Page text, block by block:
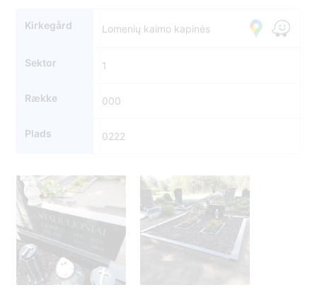
Kirkegård Lomenių kaimo kapinės
Sektor 1
Række 000
Plads 0222